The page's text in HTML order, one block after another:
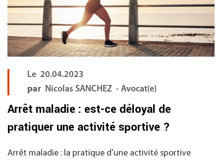
Le 20.04.2023
par Nicolas SANCHEZ - Avocat(e)
Arrêt maladie : est-ce déloyal de
pratiquer une activité sportive ?
Arrêt maladie : la pratique d'une activité sportive